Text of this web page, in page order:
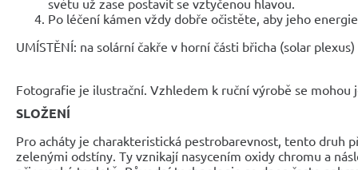
Po léčení kámen vždy dobře očistěte, aby jeho
UMÍSTĚNÍ: na solární čakře v horní části břicha (solar plexus)
Fotografie je ilustrační. Vzhledem k ruční výrobě se
SLOŽENÍ
Pro acháty je charakteristická pestrobarevnost, tento druh
zelenými odstíny. Ty vznikají nasycením oxidy chromu a